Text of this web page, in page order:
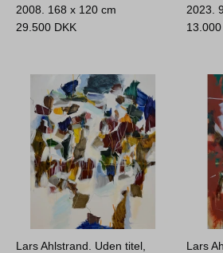
2008. 168 x 120 cm
29.500 DKK
2023.
13.000
Lars Ahlstrand. Uden titel,
Lars